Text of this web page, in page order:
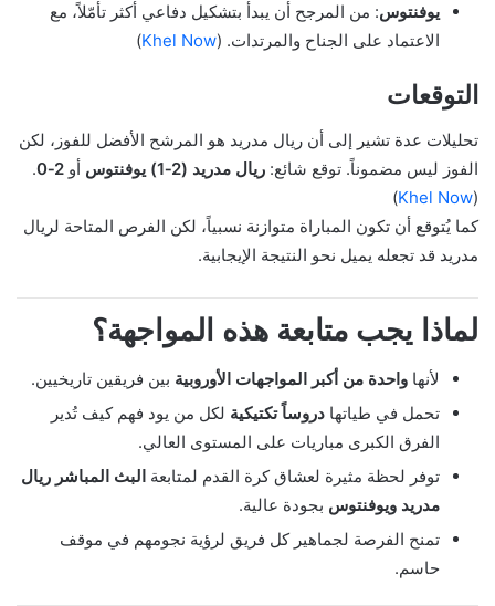
يوفنتوس: من المرجح أن يبدأ بتشكيل دفاعي أكثر تأمّلاً، مع
الاعتماد على الجناح والمرتدات. (Khel Now
)
التوقعات
تحليلات عدة تشير إلى أن ريال مدريد هو المرشح الأفضل للفوز، لكن
الفوز ليس مضموناً. توقع شائع: ريال مدريد (2‑1) يوفنتوس أو 2‑0
.
(
Khel Now
)
كما يُتوقع أن تكون المباراة متوازنة نسبياً، لكن الفرص المتاحة لريال
مدريد قد تجعله يميل نحو النتيجة الإيجابية.
لماذا يجب متابعة هذه المواجهة؟
لأنها واحدة من أكبر المواجهات الأوروبية بين فريقين تاريخيين.
تحمل في طياتها دروساً تكتيكية لكل من يود فهم كيف تُدير
الفرق الكبرى مباريات على المستوى العالي.
توفر لحظة مثيرة لعشاق كرة القدم لمتابعة البث المباشر ريال
مدريد ويوفنتوس بجودة عالية.
تمنح الفرصة لجماهير كل فريق لرؤية نجومهم في موقف
حاسم.